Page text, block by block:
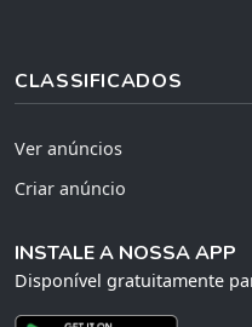
CLASSIFICADOS
Ver anúncios
Criar anúncio
INSTALE A NOSSA APP
Disponível gratuitamente